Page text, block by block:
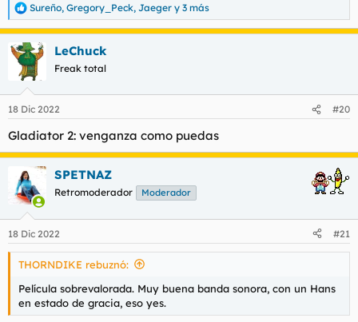
R
e
a
c
c
e
:
Sureño, Gregory_Peck, Jaeger y 3 más
LeChuck
Freak total
18 Dic 2022 #20
Gladiator 2: venganza como puedas
SPETNAZ
Retromoderador Moderador
18 Dic 2022 #21
THORNDIKE rebuznó:
Película sobrevalorada. Muy buena banda sonora, con un Hans
en estado de gracia, eso yes.